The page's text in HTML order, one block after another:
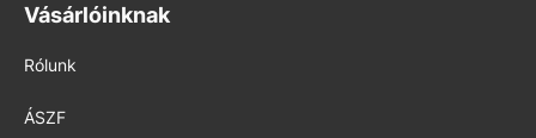
Vásárlóinknak
Rólunk
ÁSZF